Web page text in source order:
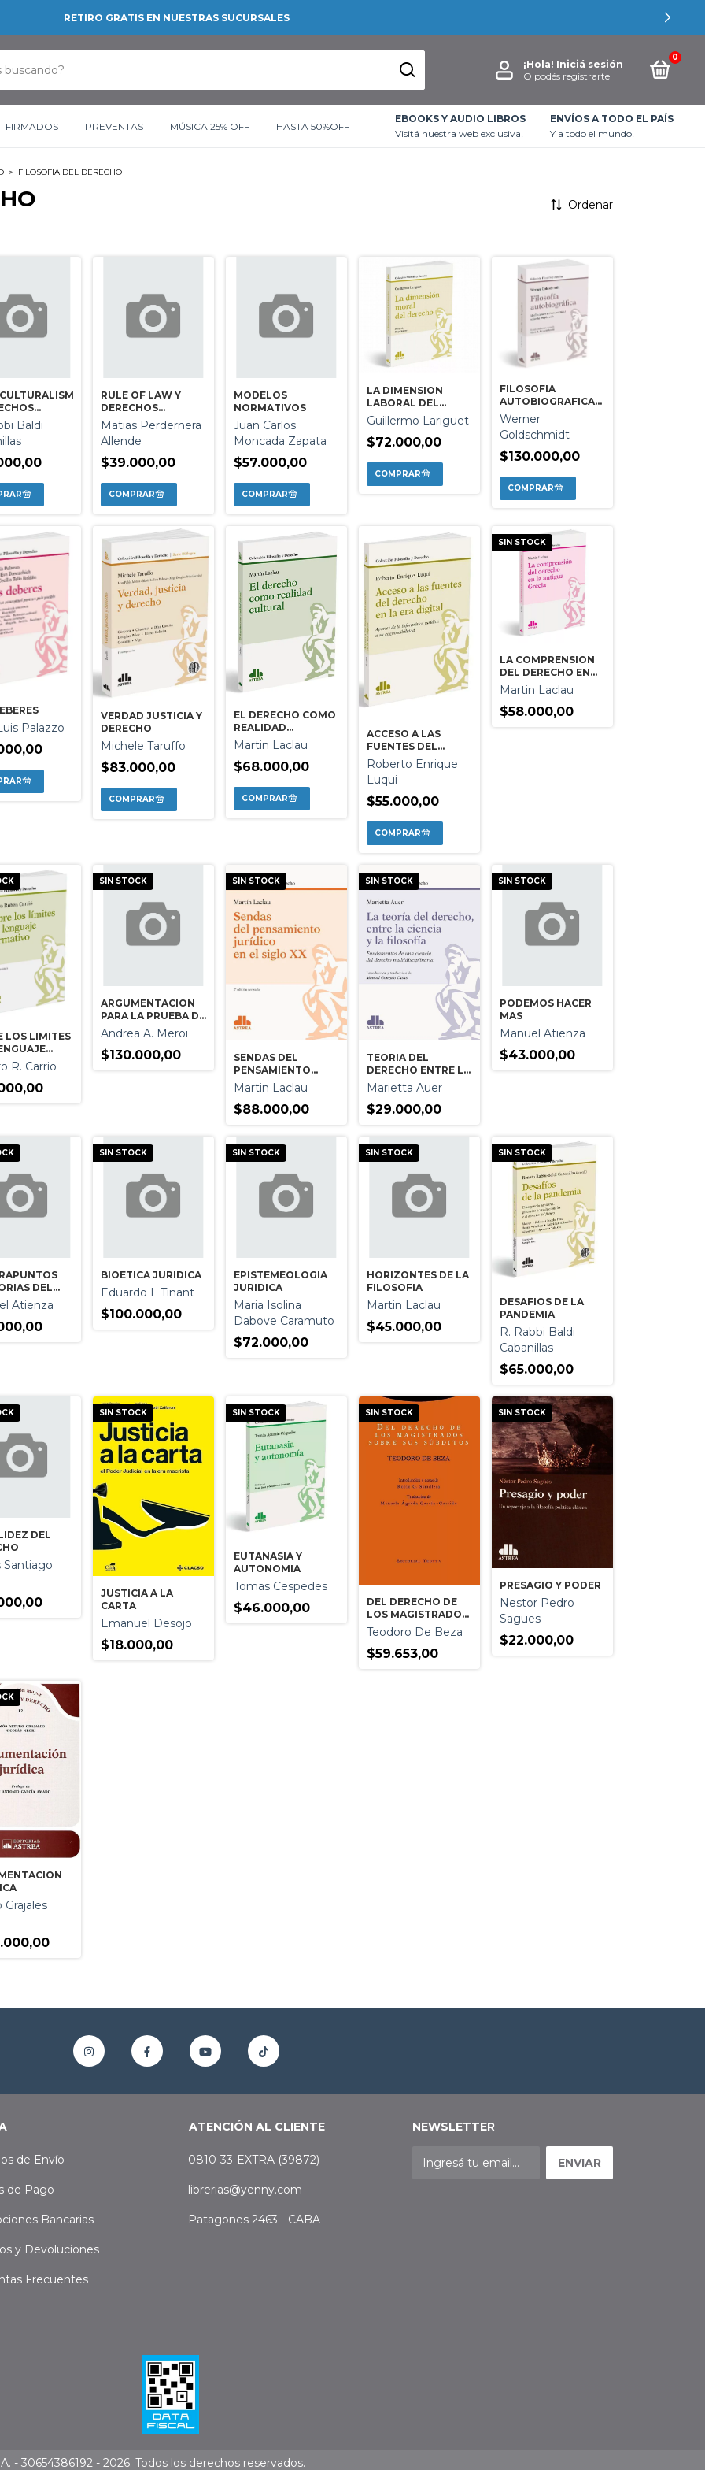
RETIRO GRATIS EN NUESTRAS SUCURSALES
¡Hola! Iniciá sesión
O podés registrarte
0
FIRMADOS PREVENTAS MÚSICA 25% OFF HASTA 50%OFF
EBOOKS Y AUDIO LIBROS
Visitá nuestra web exclusiva!
ENVÍOS A TODO EL PAÍS
Y a todo el mundo!
> FILOSOFIA DEL DERECHO
Ordenar
Baldi
RULE OF LAW Y
DERECHOS
HUMANOS
Matias Perdernera
Allende
$39.000,00
MODELOS
NORMATIVOS
Juan Carlos
Moncada Zapata
$57.000,00
LA DIMENSION
LABORAL DEL
DERECHO
Guillermo Lariguet
$72.000,00
FILOSOFIA
AUTOBIOGRAFICA-
MEDITACIONES
TEORICO-PRACTICA
SOBRE LA PROPIA
VIDA
Werner
Goldschmidt
$130.000,00
Palazzo
VERDAD JUSTICIA Y
DERECHO
Michele Taruffo
$83.000,00
EL DERECHO COMO
REALIDAD
CULTURAL
Martin Laclau
$68.000,00
ACCESO A LAS
FUENTES DEL
DERECHO ERA
DIGITAL
Roberto Enrique
Luqui
$55.000,00
SIN STOCK
LA COMPRENSION
DEL DERECHO EN
LA ANTIGUA GRECIA
Martin Laclau
$58.000,00
LOS LIMITES
R. Carrio
SIN STOCK
ARGUMENTACION
PARA LA PRUEBA DE
HECHOS
Andrea A. Meroi
$130.000,00
SIN STOCK
SENDAS DEL
PENSAMIENTO
JURIDICO DEL
SIGLO XX
Martin Laclau
$88.000,00
SIN STOCK
TEORIA DEL
DERECHO ENTRE LA
CIENCIA Y LA
FILOSOFIA LA
Marietta Auer
$29.000,00
SIN STOCK
PODEMOS HACER
MAS
Manuel Atienza
$43.000,00
DEL
Atienza
SIN STOCK
BIOETICA JURIDICA
Eduardo L Tinant
$100.000,00
SIN STOCK
EPISTEMEOLOGIA
JURIDICA
Maria Isolina
Dabove Caramuto
$72.000,00
SIN STOCK
HORIZONTES DE LA
FILOSOFIA
Martin Laclau
$45.000,00
SIN STOCK
DESAFIOS DE LA
PANDEMIA
R. Rabbi Baldi
Cabanillas
$65.000,00
DEL
Santiago
SIN STOCK
JUSTICIA A LA
CARTA
Emanuel Desojo
$18.000,00
SIN STOCK
EUTANASIA Y
AUTONOMIA
Tomas Cespedes
$46.000,00
SIN STOCK
DEL DERECHO DE
LOS MAGISTRADOS
SOBRE SUS
SUBDITOS
Teodoro De Beza
$59.653,00
SIN STOCK
PRESAGIO Y PODER
Nestor Pedro
Sagues
$22.000,00
Grajales
de Envío
de Pago
Bancarias
y Devoluciones
Frecuentes
ATENCIÓN AL CLIENTE
0810-33-EXTRA (39872)
librerias@yenny.com
Patagones 2463 - CABA
NEWSLETTER
- 30654386192 - 2026. Todos los derechos reservados.